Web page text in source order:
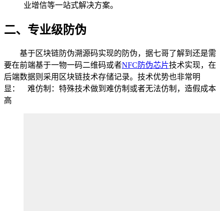
业增信等一站式解决方案。
二、专业级防伪
基于区块链防伪溯源码实现的防伪，据七哥了解到还是需
要在前端基于一物一码二维码或者NFC防伪芯片技术实现，在
后端数据则采用区块链技术存储记录。技术优势也非常明
显： 难仿制：特殊技术做到难仿制或者无法仿制，造假成本
高